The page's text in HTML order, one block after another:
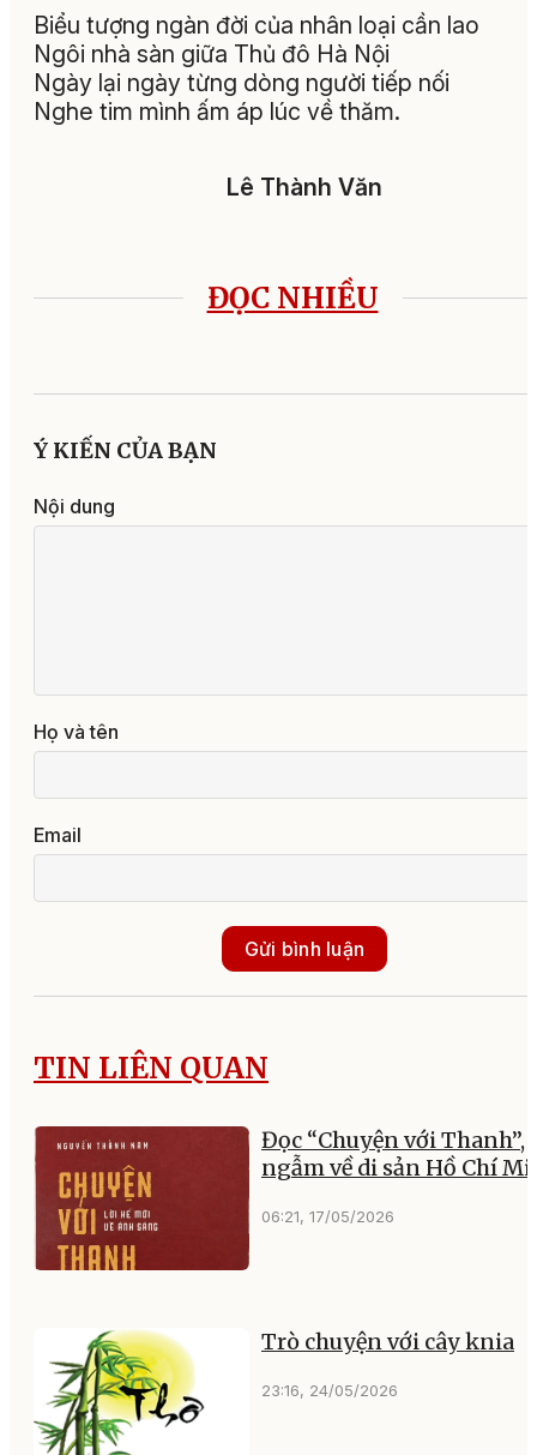
Biểu tượng ngàn đời của nhân loại cần lao
Ngôi nhà sàn giữa Thủ đô Hà Nội
Ngày lại ngày từng dòng người tiếp nối
Nghe tim mình ấm áp lúc về thăm.
Lê Thành Văn
ĐỌC NHIỀU
Ý KIẾN CỦA BẠN
Nội dung
Họ và tên
Email
Gửi bình luận
TIN LIÊN QUAN
Đọc “Chuyện với Thanh”,
ngẫm về di sản Hồ Chí
06:21, 17/05/2026
Trò chuyện với cây knia
23:16, 24/05/2026